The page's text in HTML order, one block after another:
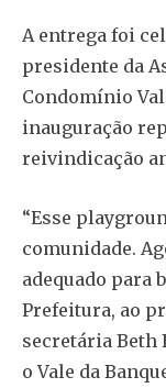
A entrega foi
presidente da
Condomínio
inauguração
reivindicação
“Esse
comunidade.
adequado para
Prefeitura, ao
secretária Beth
o Vale da